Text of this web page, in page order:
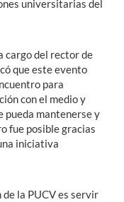
universitarias del
cargo del rector de
que este evento
para
con el medio y
pueda mantenerse y
fue posible gracias
iniciativa
de la PUCV es servir